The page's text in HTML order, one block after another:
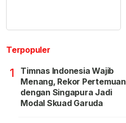
Terpopuler
1
Timnas Indonesia Wajib
Menang, Rekor Pertemuan
dengan Singapura Jadi
Modal Skuad Garuda